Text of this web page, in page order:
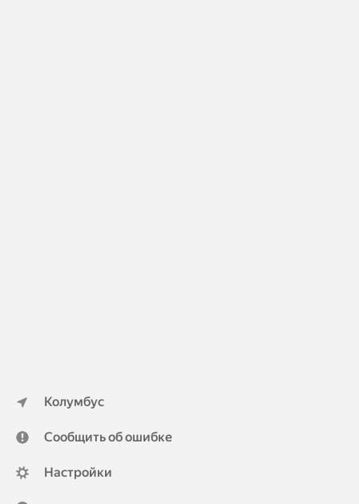
Колумбус
Сообщить об ошибке
Настройки